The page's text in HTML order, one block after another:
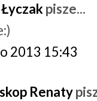
pisze...
2013 15:43
Renaty